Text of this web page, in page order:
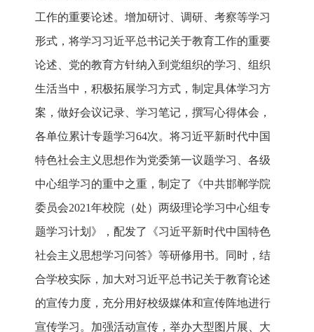
工作的重要论述。增加研讨、调研、考察等学习
形式，将学习习近平总书记关于教育工作的重要
论述、党的教育方针纳入到党组织的学习、组织
生活当中，积极拓展学习方式，制定具体学习方
案，做好会议记录、学习笔记，撰写心得体会，
各单位累计专题学习64次。将习近平新时代中国
特色社会主义思想作为党委第一议题学习、各级
中心组学习的重中之重，制定了《中共邯郸学院
委员会2021年校院（处）两级理论学习中心组专
题学习计划》，配发了《习近平新时代中国特色
社会主义思想学习问答》等研修用书。同时，结
合学校实际，加大对习近平总书记关于教育论述
的宣传力度，充分用好校级媒体和宣传阵地进行
宣传学习。加强活动宣传，举办大型图片展、大